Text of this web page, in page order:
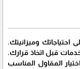
احتياجاتك وميزانيتك.
قبل اتخاذ قرارك.
المقاول المناسب